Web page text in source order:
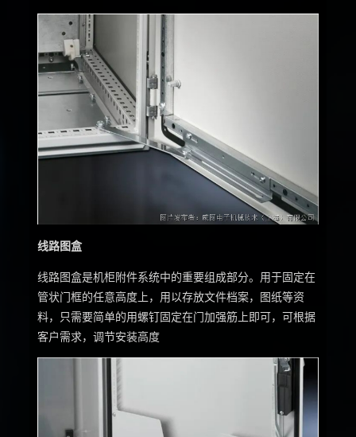
线路图盒
线路图盒是机柜附件系统中的重要组成部分。用于固定在
管状门框的任意高度上，用以存放文件档案，图纸等资
料，只需要简单的用螺钉固定在门加强筋上即可，可根据
客户需求，调节安装高度